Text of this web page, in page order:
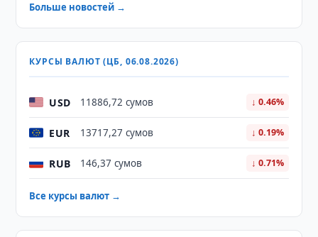
Больше новостей →
КУРСЫ ВАЛЮТ (ЦБ, 06.08.2026)
USD 11886,72 сумов ↓ 0.46%
EUR 13717,27 сумов ↓ 0.19%
RUB 146,37 сумов ↓ 0.71%
Все курсы валют →